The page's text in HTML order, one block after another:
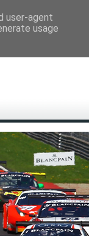
user-agent
usage